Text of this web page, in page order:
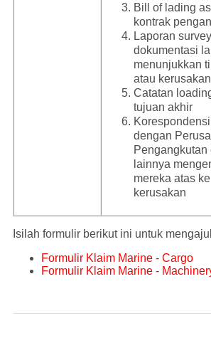
Bill of lading
kontrak
Laporan
dokumentasi
menunjukkan
atau kerusakan
Catatan
tujuan akhir
dengan
lainnya
mereka atas
kerusakan
Isilah formulir berikut ini untuk
Formulir Klaim Marine - Cargo
Formulir Klaim Marine -